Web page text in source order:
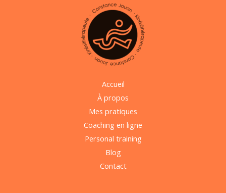
Accueil
À propos
Mes pratiques
Coaching en ligne
Personal training
Blog
Contact